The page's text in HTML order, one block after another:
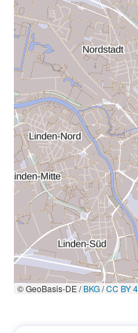
© GeoBasis-DE /BKG/CC BY